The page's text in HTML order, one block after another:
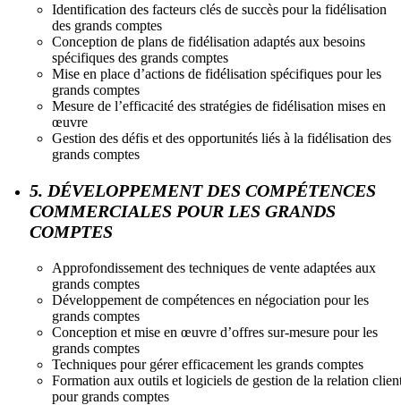
Identification des facteurs clés de succès pour la fidélisation
des grands comptes
Conception de plans de fidélisation adaptés aux besoins
spécifiques des grands comptes
Mise en place d’actions de fidélisation spécifiques pour les
grands comptes
Mesure de l’efficacité des stratégies de fidélisation mises en
œuvre
Gestion des défis et des opportunités liés à la fidélisation des
grands comptes
5. DÉVELOPPEMENT DES COMPÉTENCES
COMMERCIALES POUR LES GRANDS
COMPTES
Approfondissement des techniques de vente adaptées aux
grands comptes
Développement de compétences en négociation pour les
grands comptes
Conception et mise en œuvre d’offres sur-mesure pour les
grands comptes
Techniques pour gérer efficacement les grands comptes
Formation aux outils et logiciels de gestion de la relation
pour grands comptes